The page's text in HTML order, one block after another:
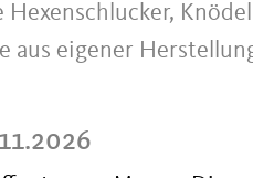
Hexenschlucker,
aus eigener